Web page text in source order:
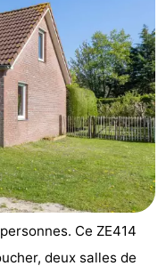
Ce ZE414
deux salles de